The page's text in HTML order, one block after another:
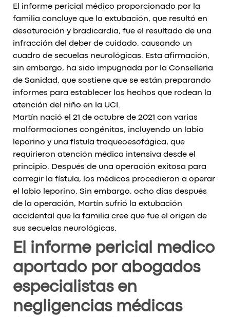
El informe pericial médico proporcionado por la
familia concluye que la extubación, que resultó en
desaturación y bradicardia, fue el resultado de una
infracción del deber de cuidado, causando un
cuadro de secuelas neurológicas. Esta afirmación,
sin embargo, ha sido impugnada por la Conselleria
de Sanidad, que sostiene que se están preparando
informes para establecer los hechos que rodean la
atención del niño en la UCI.
Martín nació el 21 de octubre de 2021 con varias
malformaciones congénitas, incluyendo un labio
leporino y una fístula traqueoesofágica, que
requirieron atención médica intensiva desde el
principio. Después de una operación exitosa para
corregir la fístula, los médicos procedieron a operar
el labio leporino. Sin embargo, ocho días después
de la operación, Martín sufrió la extubación
accidental que la familia cree que fue el origen de
sus secuelas neurológicas.
El informe pericial medico
aportado por abogados
especialistas en
negligencias médicas